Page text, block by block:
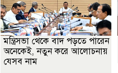
মন্ত্রিসভা থেকে বাদ পড়তে পারেন
অনেকেই, নতুন করে আলোচনায়
যেসব নাম